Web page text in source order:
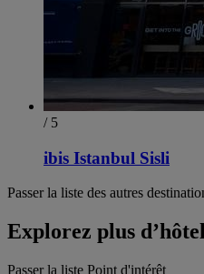
/ 5
ibis Istanbul Sisli
Passer la liste des autres
Explorez plus
Passer la liste Point d'intérêt